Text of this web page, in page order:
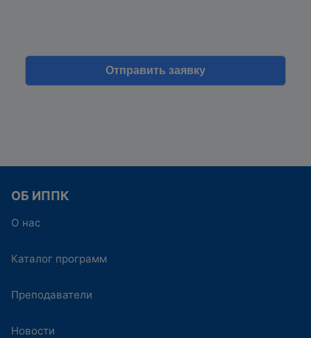
ОБ ИППК
О нас
Каталог программ
Преподаватели
Новости